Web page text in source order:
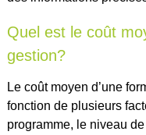
Quel est le coût
gestion?
Le coût moyen d’une
fonction de plusieurs
programme, le niveau